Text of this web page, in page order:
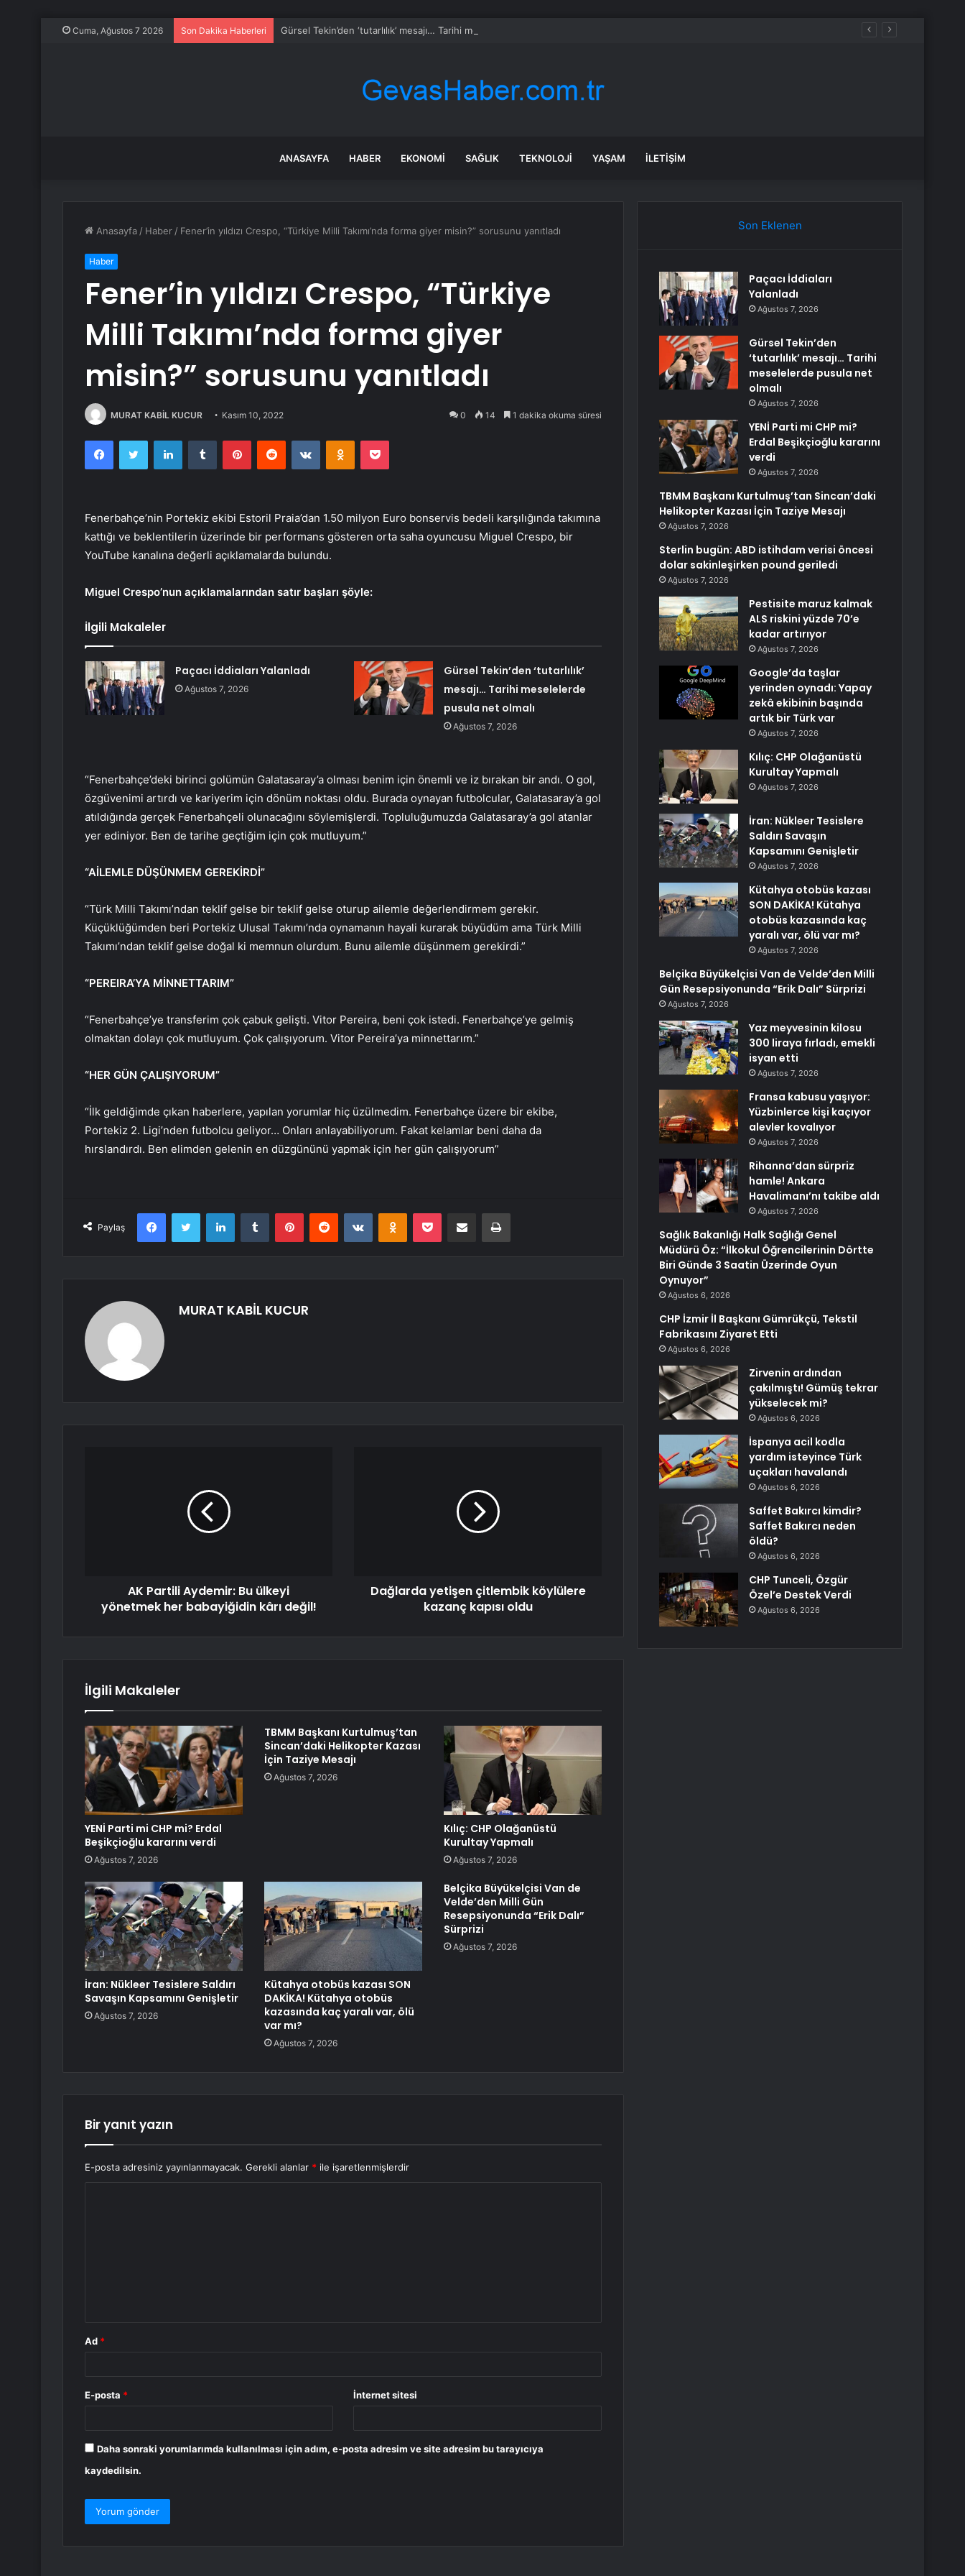
Cuma, Ağustos 7 2026 Son Dakika Haberleri Gürsel Tekin’den ‘tutarlılık’ mesajı… Tarihi meselelerde pusula net olmalı
ANASAYFA HABER EKONOMI SAĞLIK TEKNOLOJI YAŞAM İLETIŞIM
Anasayfa / Haber / Fener’in yıldızı Crespo, “Türkiye Milli Takımı’nda forma giyer misin?” sorusunu yanıtladı
Haber
Fener’in yıldızı Crespo, “Türkiye
Milli Takımı’nda forma giyer
misin?” sorusunu yanıtladı
MURAT KABİL KUCUR Kasım 10, 2022 0 14 1 dakika okuma süresi
FacebookTwitter LinkedInTumblr PinterestReddit VKontakteOdnoklassniki
Pocket
Fenerbahçe’nin Portekiz ekibi Estoril Praia’dan 1.50 milyon Euro bonservis bedeli karşılığında takımına
kattığı ve beklentilerin üzerinde bir performans gösteren orta saha oyuncusu Miguel Crespo, bir
YouTube kanalına değerli açıklamalarda bulundu.
Miguel Crespo’nun açıklamalarından satır başları şöyle:
İlgili Makaleler
Paçacı İddiaları Yalanladı
Ağustos 7, 2026
Gürsel Tekin’den ‘tutarlılık’
mesajı… Tarihi meselelerde
pusula net olmalı
Ağustos 7, 2026
“Fenerbahçe’deki birinci golümün Galatasaray’a olması benim için önemli ve iz bırakan bir andı. O gol,
özgüvenimi artırdı ve kariyerim için dönüm noktası oldu. Burada oynayan futbolcular, Galatasaray’a gol
atıldığında gerçek Fenerbahçeli olunacağını söylemişlerdi. Topluluğumuzda Galatasaray’a gol atanlar
yer ediniyor. Ben de tarihe geçtiğim için çok mutluyum.”
“AİLEMLE DÜŞÜNMEM GEREKİRDİ”
“Türk Milli Takımı’ndan teklif gelse bir teklif gelse oturup ailemle değerlendirmem gerekir.
Küçüklüğümden beri Portekiz Ulusal Takımı’nda oynamanın hayali kurarak büyüdüm ama Türk Milli
Takımı’ndan teklif gelse doğal ki memnun olurdum. Bunu ailemle düşünmem gerekirdi.”
“PEREIRA’YA MİNNETTARIM”
“Fenerbahçe’ye transferim çok çabuk gelişti. Vitor Pereira, beni çok istedi. Fenerbahçe’ye gelmiş
olmaktan dolayı çok mutluyum. Çok çalışıyorum. Vitor Pereira’ya minnettarım.”
“HER GÜN ÇALIŞIYORUM”
“İlk geldiğimde çıkan haberlere, yapılan yorumlar hiç üzülmedim. Fenerbahçe üzere bir ekibe,
Portekiz 2. Ligi’nden futbolcu geliyor… Onları anlayabiliyorum. Fakat kelamlar beni daha da
hırslandırdı. Ben elimden gelenin en düzgününü yapmak için her gün çalışıyorum”
Paylaş
FacebookTwitter LinkedInTumblr PinterestReddit VKontakteOdnoklassniki
Pocket E-Posta ile paylaş Yazdır
MURAT KABİL KUCUR
AK Partili Aydemir: Bu ülkeyi
yönetmek her babayiğidin kârı değil!
Dağlarda yetişen çitlembik köylülere
kazanç kapısı oldu
İlgili Makaleler
YENİ Parti mi CHP mi? Erdal
Beşikçioğlu kararını verdi
Ağustos 7, 2026
TBMM Başkanı Kurtulmuş’tan
Sincan’daki Helikopter Kazası
İçin Taziye Mesajı
Ağustos 7, 2026
Kılıç: CHP Olağanüstü
Kurultay Yapmalı
Ağustos 7, 2026
İran: Nükleer Tesislere Saldırı
Savaşın Kapsamını Genişletir
Ağustos 7, 2026
Kütahya otobüs kazası SON
DAKİKA! Kütahya otobüs
kazasında kaç yaralı var, ölü
var mı?
Ağustos 7, 2026
Belçika Büyükelçisi Van de
Velde’den Milli Gün
Resepsiyonunda “Erik Dalı”
Sürprizi
Ağustos 7, 2026
Bir yanıt yazın
E-posta adresiniz yayınlanmayacak. Gerekli alanlar * ile işaretlenmişlerdir
Ad *
E-posta * İnternet sitesi
Daha sonraki yorumlarımda kullanılması için adım, e-posta adresim ve site adresim bu tarayıcıya
kaydedilsin.
Son Eklenen
Paçacı İddiaları
Yalanladı
Ağustos 7, 2026
Gürsel Tekin’den
‘tutarlılık’ mesajı… Tarihi
meselelerde pusula net
olmalı
Ağustos 7, 2026
YENİ Parti mi CHP mi?
Erdal Beşikçioğlu kararını
verdi
Ağustos 7, 2026
TBMM Başkanı Kurtulmuş’tan Sincan’daki
Helikopter Kazası İçin Taziye Mesajı
Ağustos 7, 2026
Sterlin bugün: ABD istihdam verisi öncesi
dolar sakinleşirken pound geriledi
Ağustos 7, 2026
Pestisite maruz kalmak
ALS riskini yüzde 70’e
kadar artırıyor
Ağustos 7, 2026
Google’da taşlar
yerinden oynadı: Yapay
zekâ ekibinin başında
artık bir Türk var
Ağustos 7, 2026
Kılıç: CHP Olağanüstü
Kurultay Yapmalı
Ağustos 7, 2026
İran: Nükleer Tesislere
Saldırı Savaşın
Kapsamını Genişletir
Ağustos 7, 2026
Kütahya otobüs kazası
SON DAKİKA! Kütahya
otobüs kazasında kaç
yaralı var, ölü var mı?
Ağustos 7, 2026
Belçika Büyükelçisi Van de Velde’den Milli
Gün Resepsiyonunda “Erik Dalı” Sürprizi
Ağustos 7, 2026
Yaz meyvesinin kilosu
300 liraya fırladı, emekli
isyan etti
Ağustos 7, 2026
Fransa kabusu yaşıyor:
Yüzbinlerce kişi kaçıyor
alevler kovalıyor
Ağustos 7, 2026
Rihanna’dan sürpriz
hamle! Ankara
Havalimanı’nı takibe aldı
Ağustos 7, 2026
Sağlık Bakanlığı Halk Sağlığı Genel
Müdürü Öz: “İlkokul Öğrencilerinin Dörtte
Biri Günde 3 Saatin Üzerinde Oyun
Oynuyor”
Ağustos 6, 2026
CHP İzmir İl Başkanı Gümrükçü, Tekstil
Fabrikasını Ziyaret Etti
Ağustos 6, 2026
Zirvenin ardından
çakılmıştı! Gümüş tekrar
yükselecek mi?
Ağustos 6, 2026
İspanya acil kodla
yardım isteyince Türk
uçakları havalandı
Ağustos 6, 2026
Saffet Bakırcı kimdir?
Saffet Bakırcı neden
öldü?
Ağustos 6, 2026
CHP Tunceli, Özgür
Özel’e Destek Verdi
Ağustos 6, 2026